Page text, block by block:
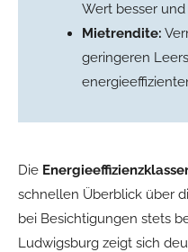
Wert besser
Mietrendite:
geringeren
Die
schnellen Überblick über
bei Besichtigungen stets
Ludwigsburg zeigt sich